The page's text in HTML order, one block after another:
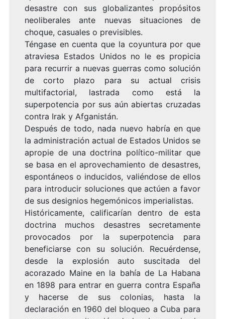
desastre con sus globalizantes propósitos
neoliberales ante nuevas situaciones de
choque, casuales o previsibles.
Téngase en cuenta que la coyuntura por que
atraviesa Estados Unidos no le es propicia
para recurrir a nuevas guerras como solución
de corto plazo para su actual crisis
multifactorial, lastrada como está la
superpotencia por sus aún abiertas cruzadas
contra Irak y Afganistán.
Después de todo, nada nuevo habría en que
la administración actual de Estados Unidos se
apropie de una doctrina político-militar que
se basa en el aprovechamiento de desastres,
espontáneos o inducidos, valiéndose de ellos
para introducir soluciones que actúen a favor
de sus designios hegemónicos imperialistas.
Históricamente, calificarían dentro de esta
doctrina muchos desastres secretamente
provocados por la superpotencia para
beneficiarse con su solución. Recuérdense,
desde la explosión auto suscitada del
acorazado Maine en la bahía de La Habana
en 1898 para entrar en guerra contra España
y hacerse de sus colonias, hasta la
declaración en 1960 del bloqueo a Cuba para